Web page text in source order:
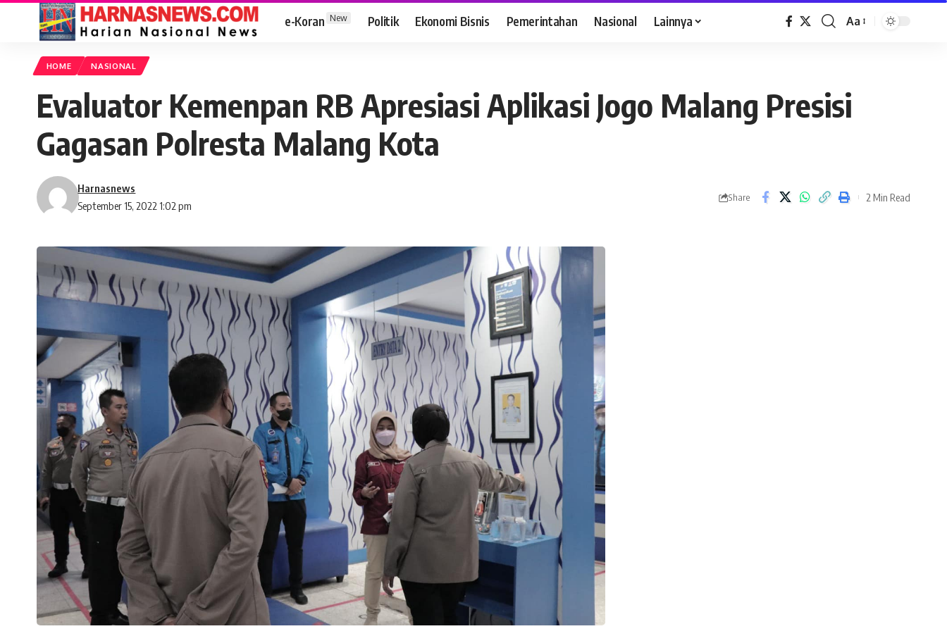
e-Koran New Politik Ekonomi Bisnis Pemerintahan Nasional Lainnya Aa
HOME NASIONAL
Evaluator Kemenpan RB Apresiasi Aplikasi Jogo Malang Presisi
Gagasan Polresta Malang Kota
September 15, 2022 1:02 pm
Harnasnews
Share 2 Min Read